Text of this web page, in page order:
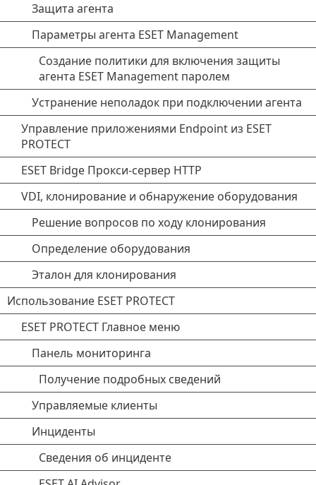
Защита агента
Параметры агента ESET Management
Создание политики для включения защиты
агента ESET Management паролем
Устранение неполадок при подключении агента
Управление приложениями Endpoint из ESET
PROTECT
ESET Bridge Прокси-сервер HTTP
VDI, клонирование и обнаружение оборудования
Решение вопросов по ходу клонирования
Определение оборудования
Эталон для клонирования
Использование ESET PROTECT
ESET PROTECT Главное меню
Панель мониторинга
Получение подробных сведений
Управляемые клиенты
Инциденты
Сведения об инциденте